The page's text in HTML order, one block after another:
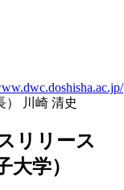
川崎 清史
リリース
大学）